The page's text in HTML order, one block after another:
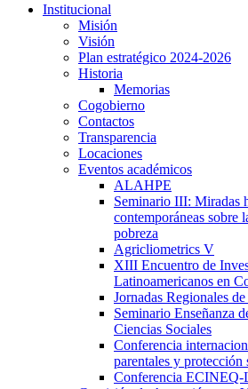
Institucional
Misión
Visión
Plan estratégico 2024-2026
Historia
Memorias
Cogobierno
Contactos
Transparencia
Locaciones
Eventos académicos
ALAHPE
Seminario III: Miradas
contemporáneas sobre
pobreza
Agricliometrics V
XIII Encuentro de
Latinoamericanos en
Jornadas Regionales
Seminario Enseñanza
Ciencias Sociales
Conferencia
parentales y protección
Conferencia